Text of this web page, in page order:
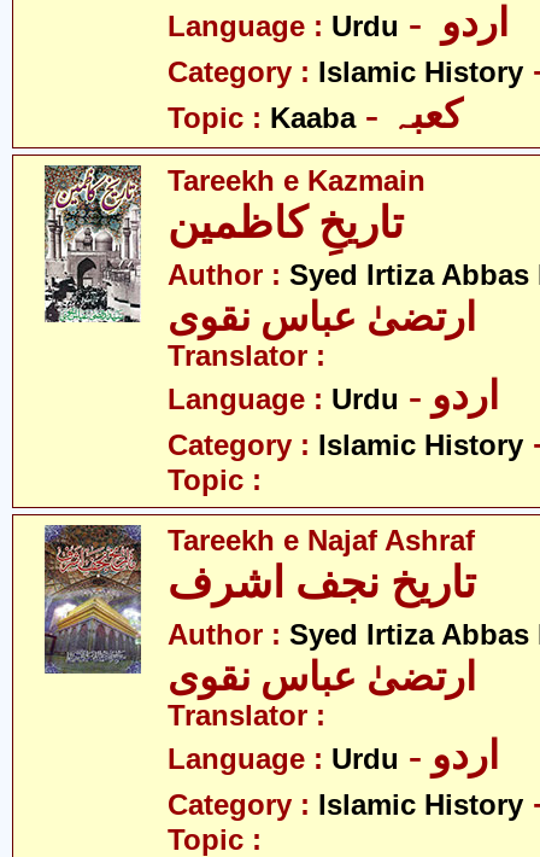
Language : Urdu
Category : Islamic History
Topic : Kaaba - کعبہ
Tareekh e Kazmain
تاریخِ کاظمین
Author : Syed Irtiza Abbas
ارتضیٰ عباس نقوی
Translator :
Language : Urdu - اردو
Category : Islamic History
Topic :
Tareekh e Najaf Ashraf
تاریخ نجف اشرف
Author : Syed Irtiza Abbas
ارتضیٰ عباس نقوی
Translator :
Language : Urdu - اردو
Category : Islamic History
Topic :